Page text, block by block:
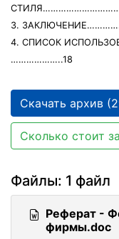
3.
4. СПИСОК
………………..18
Скачать архив
Сколько стоит
Файлы: 1 файл
Реферат -
фирмы.doc